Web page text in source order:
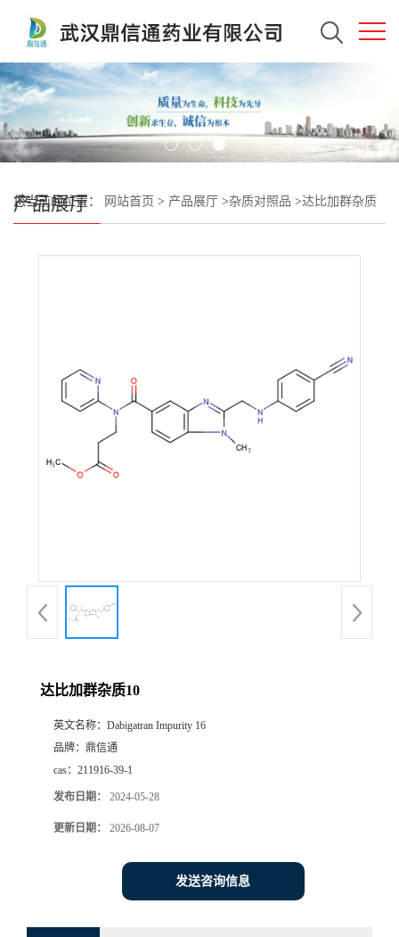
产品展厅
您当前的位置： 网站首页 > 产品展厅 >杂质对照品 >达比加群杂质
达比加群杂质10
英文名称： Dabigatran Impurity 16
品牌： 鼎信通
cas： 211916-39-1
发布日期： 2024-05-28
更新日期： 2026-08-07
发送咨询信息